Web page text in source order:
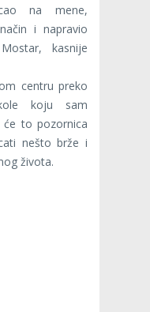
na mene,
i napravio
kasnije
centru preko
koju sam
to pozornica
nešto brže i
života.